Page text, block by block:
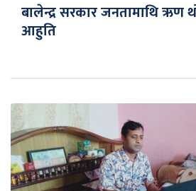
बालेन्द्र सरकार जनतामाथि ऋण
आहुति